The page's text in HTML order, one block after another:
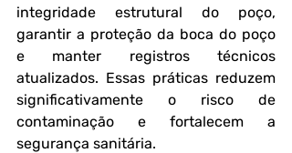
integridade estrutural do poço,
garantir a proteção da boca do poço
e manter registros técnicos
atualizados. Essas práticas reduzem
significativamente o risco de
contaminação e fortalecem a
segurança sanitária.